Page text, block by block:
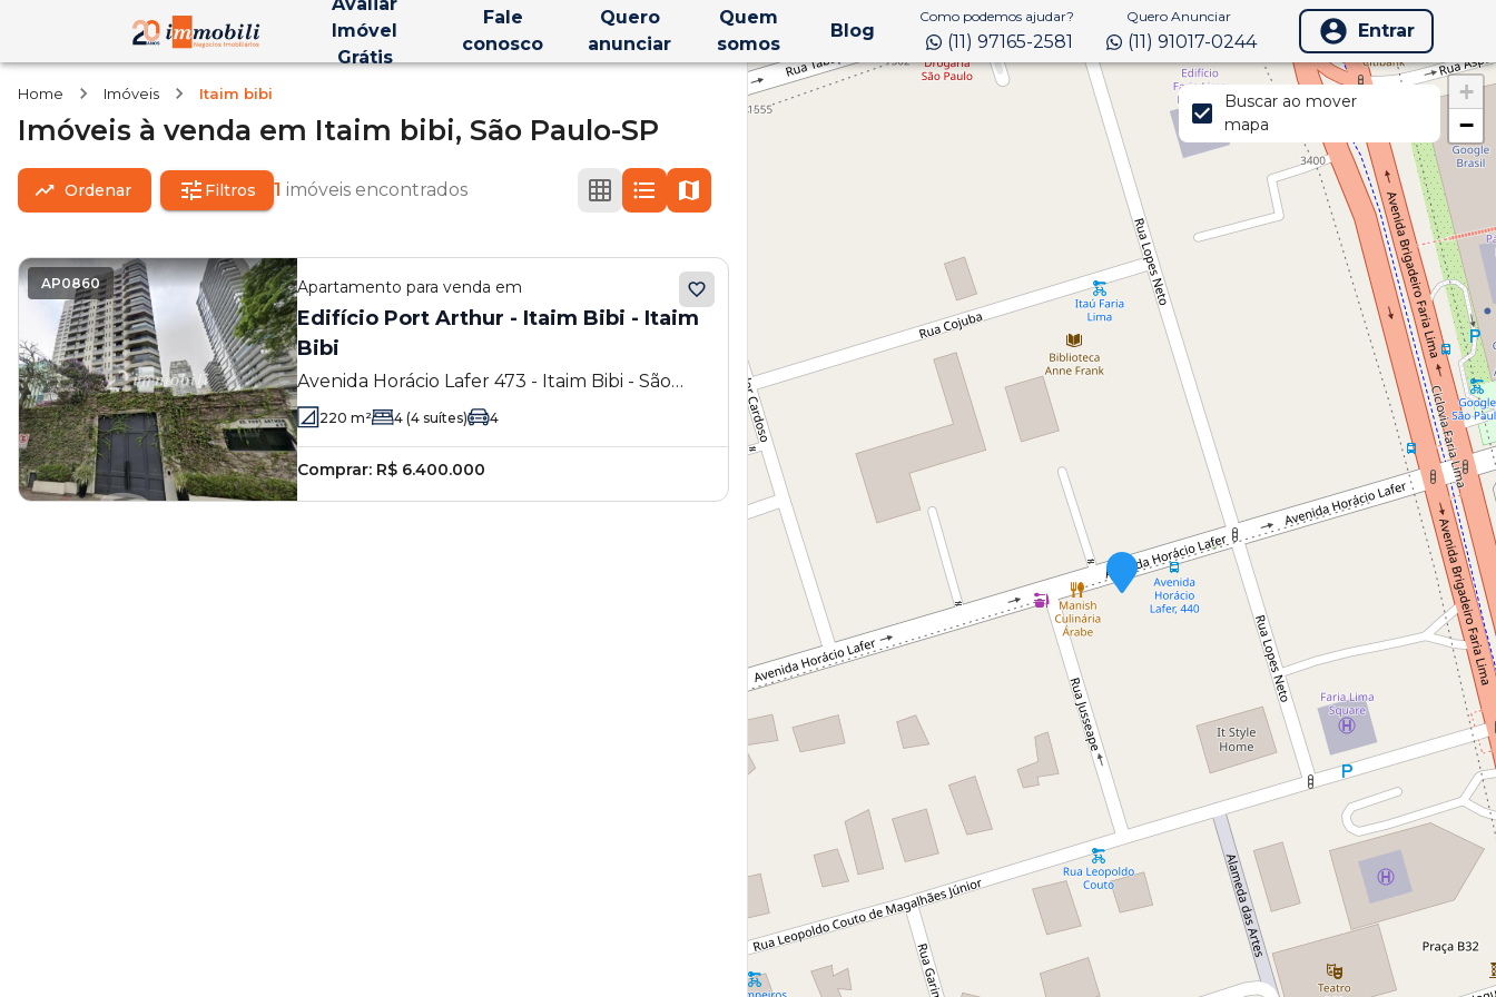
Imóvel
Grátis
Fale
conosco
Quero
anunciar
Quem
somos
Blog
Como podemos ajudar?
(11) 97165-2581
Quero Anunciar
(11) 91017-0244 Entrar
Home Imóveis Itaim bibi
Imóveis à venda em Itaim bibi, São Paulo-SP
Ordenar Filtros 1 imóveis encontrados
AP0860 Apartamento para venda em
Edifício Port Arthur - Itaim Bibi - Itaim
Bibi
Avenida Horácio Lafer 473 - Itaim Bibi - São
Paulo - SP
220 m² 4 (4 suítes) 4
Comprar: R$ 6.400.000
+
−
Buscar ao mover
mapa